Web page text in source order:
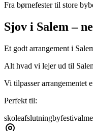
Fra børnefester til store
Sjov i Salem –
Et godt arrangement i
Alt hvad vi lejer ud til
Vi tilpasser arrangementet
Perfekt til:
skoleafslutningbyfestival